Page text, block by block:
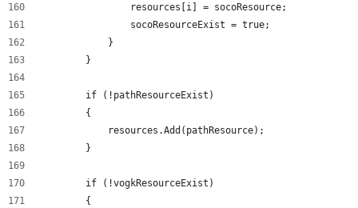
                resources[i] = socoResource;
                socoResourceExist = true;
            }
        }
        if (!pathResourceExist)
        {
            resources.Add(pathResource);
        }
        if (!vogkResourceExist)
        {